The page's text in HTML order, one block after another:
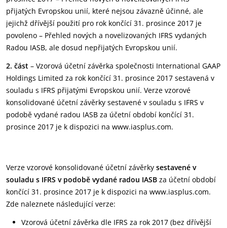
přijatých Evropskou unií, které nejsou závazně účinné, ale
jejichž dřívější použití pro rok končící 31. prosince 2017 je
povoleno – Přehled nových a novelizovaných IFRS vydaných
Radou IASB, ale dosud nepřijatých Evropskou unií.
2. část – Vzorová účetní závěrka společnosti International GAAP
Holdings Limited za rok končící 31. prosince 2017 sestavená v
souladu s IFRS přijatými Evropskou unií. Verze vzorové
konsolidované účetní závěrky sestavené v souladu s IFRS v
podobě vydané radou IASB za účetní období končící 31.
prosince 2017 je k dispozici na www.iasplus.com.
Verze vzorové konsolidované účetní závěrky sestavené v
souladu s IFRS v podobě vydané radou IASB za účetní období
končící 31. prosince 2017 je k dispozici na www.iasplus.com.
Zde naleznete následující verze:
Vzorová účetní závěrka dle IFRS za rok 2017 (bez dřívější